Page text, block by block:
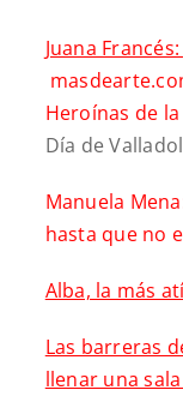
Juana
Heroínas de
Día de
Manuela
hasta que no
Alba, la más
Las barreras
llenar una